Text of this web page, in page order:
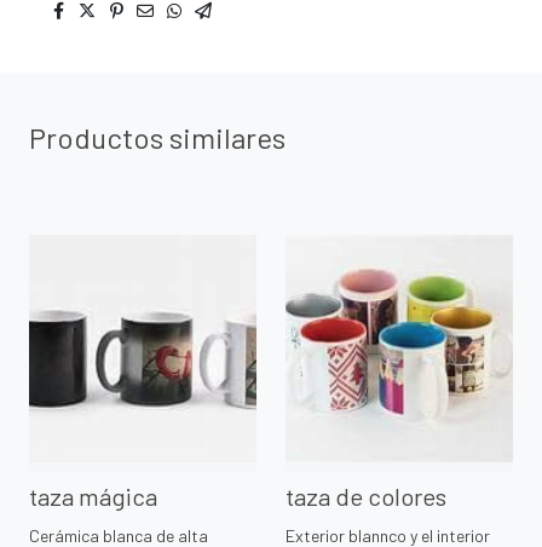
Productos similares
taza mágica
Cerámica blanca de alta
taza de colores
Exterior blannco y el interior